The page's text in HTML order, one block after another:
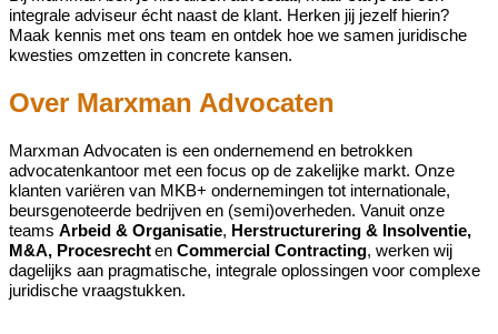
integrale adviseur écht naast de klant. Herken jij jezelf hierin?
Maak kennis met ons team en ontdek hoe we samen juridische
kwesties omzetten in concrete kansen.
Over Marxman Advocaten
Marxman Advocaten is een ondernemend en betrokken
advocatenkantoor met een focus op de zakelijke markt. Onze
klanten variëren van MKB+ ondernemingen tot internationale,
beursgenoteerde bedrijven en (semi)overheden. Vanuit onze
teams Arbeid & Organisatie, Herstructurering & Insolventie,
M&A, Procesrechten Commercial Contracting, werken wij
dagelijks aan pragmatische, integrale oplossingen voor complexe
juridische vraagstukken.